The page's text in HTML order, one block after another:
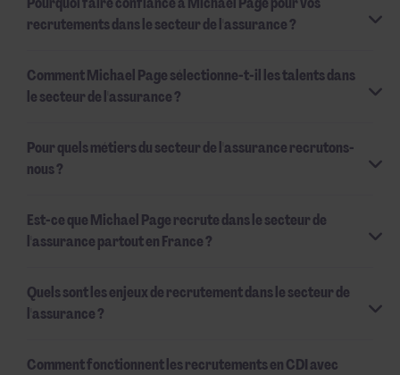
recrutements dans le secteur de l'assurance ?
Comment Michael Page sélectionne-t-il les talents dans
le secteur de l'assurance ?
Pour quels métiers du secteur de l'assurance recrutons-
nous ?
Est-ce que Michael Page recrute dans le secteur de
l'assurance partout en France ?
Quels sont les enjeux de recrutement dans le secteur de
l'assurance ?
Comment fonctionnent les recrutements en CDI avec